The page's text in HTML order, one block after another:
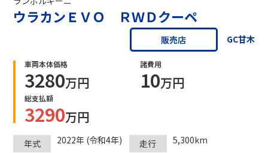
ウラカンＥＶＯ ＲＷＤクーペ
販売店 GC甘木
車両本体価格
3280万円
諸費用
10万円
総支払額
3290万円
年式 2022年 (令和4年) 走行 5,300km